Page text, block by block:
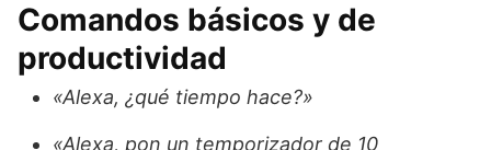
Comandos básicos y de
productividad
«Alexa, ¿qué tiempo hace?»
«Alexa, pon un temporizador de 10